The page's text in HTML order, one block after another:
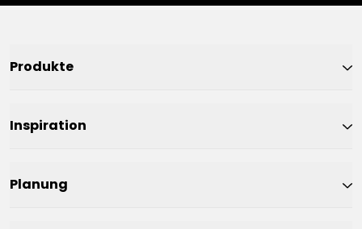
Produkte
Inspiration
Planung